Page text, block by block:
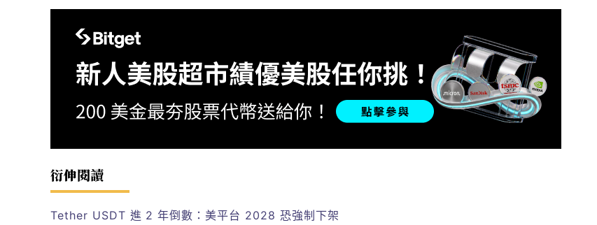
衍伸閱讀
Tether USDT 進 2 年倒數：美平台 2028 恐強制下架